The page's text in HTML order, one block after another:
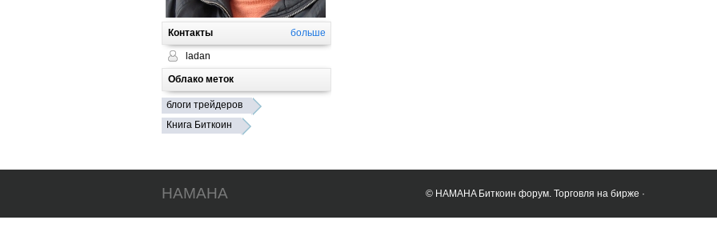
Контакты больше
ladan
Облако меток
блоги трейдеров
Книга Биткоин
HAMAHA © HAMAHA Биткоин форум. Торговля на бирже ·